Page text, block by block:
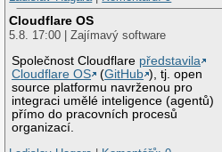
Cloudflare OS
5.8. 17:00 | Zajímavý software
Společnost Cloudflare představila
Cloudflare OS
(GitHub ), tj. open
source platformu navrženou pro
integraci umělé inteligence (agentů)
přímo do pracovních procesů
organizací.